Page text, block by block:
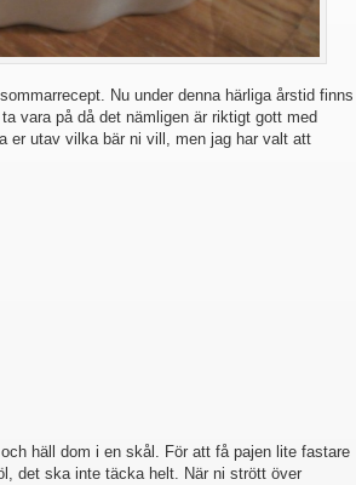
Nu under denna härliga årstid finns
vara på då det nämligen är riktigt gott med
er utav vilka bär ni vill, men jag har valt att
häll dom i en skål. För att få pajen lite fastare
det ska inte täcka helt. När ni strött över